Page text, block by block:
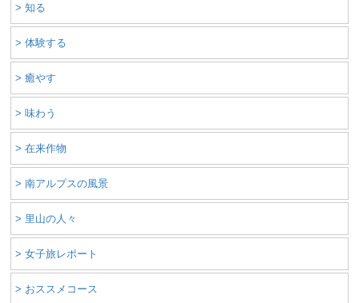
> 知る
> 体験する
> 癒やす
> 味わう
> 在来作物
> 南アルプスの風景
> 里山の人々
> 女子旅レポート
> おススメコース